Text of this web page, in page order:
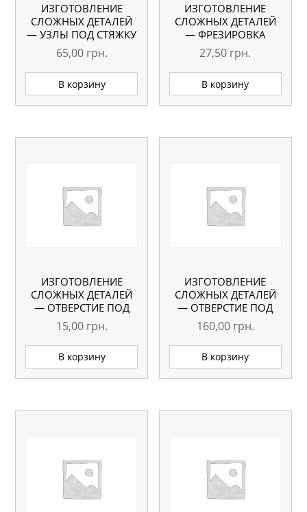
ИЗГОТОВЛЕНИЕ
СЛОЖНЫХ ДЕТАЛЕЙ
— УЗЛЫ ПОД СТЯЖКУ
СТОЛЕШНИЦЫ
65,00 грн.
В корзину
ИЗГОТОВЛЕНИЕ
СЛОЖНЫХ ДЕТАЛЕЙ
— ФРЕЗИРОВКА
РУЧКИ ДСП, МДФ
27,50 грн.
В корзину
ИЗГОТОВЛЕНИЕ
СЛОЖНЫХ ДЕТАЛЕЙ
— ОТВЕРСТИЕ ПОД
РОЗЕТКУ
15,00 грн.
В корзину
ИЗГОТОВЛЕНИЕ
СЛОЖНЫХ ДЕТАЛЕЙ
— ОТВЕРСТИЕ ПОД
ПЛИТУ
160,00 грн.
В корзину